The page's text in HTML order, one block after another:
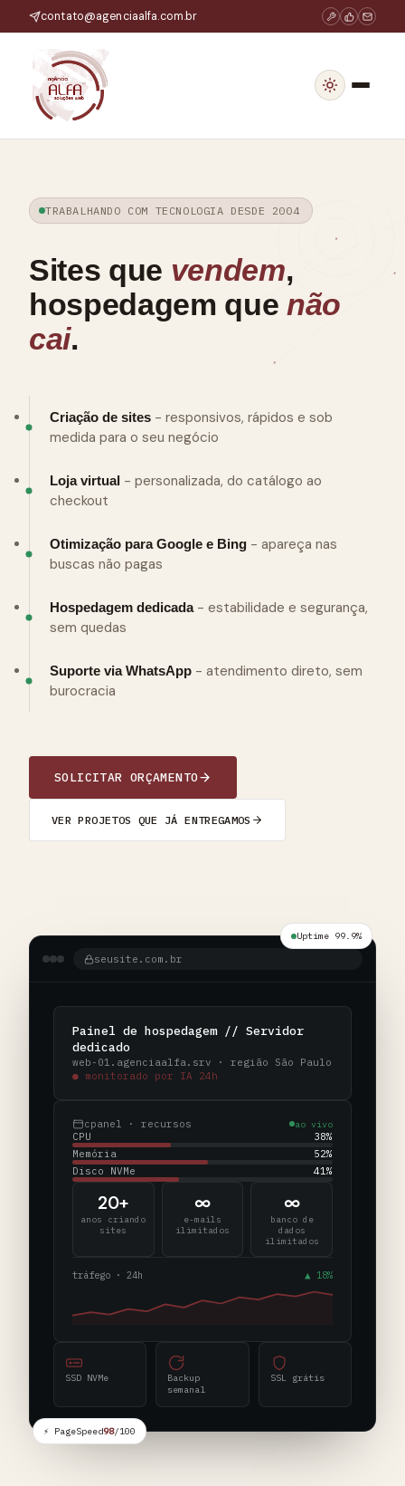
contato@agenciaalfa.com.br
SOBRE NÓS
PROJETOS
HOSPEDAGEM DE SITES
BLOG
TRABALHANDO COM TECNOLOGIA DESDE 2004
Sites que vendem,
hospedagem que não
cai.
Criação de sites - responsivos, rápidos e sob
medida para o seu negócio
Loja virtual - personalizada, do catálogo ao
checkout
Otimização para Google e Bing - apareça nas
buscas não pagas
Hospedagem dedicada- estabilidade e segurança,
sem quedas
Suporte via WhatsApp - atendimento direto, sem
burocracia
SOLICITAR ORÇAMENTO
VER PROJETOS QUE JÁ ENTREGAMOS
seusite.com.br
Painel de hospedagem // Servidor
dedicado
web-01.agenciaalfa.srv · região São Paulo
● monitorado por IA 24h
cpanel · recursos ao vivo
CPU
38%
Memória
52%
Disco NVMe
41%
20+
anos criando
sites
∞
e-mails
ilimitados
∞
banco de
dados
ilimitados
tráfego · 24h ▲ 18%
SSD NVMe
Backup
semanal
SSL grátis
Uptime 99.9%
⚡ PageSpeed98/100